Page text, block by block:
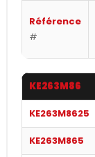
Référence
#
KE263M86
KE263M8625
KE263M865